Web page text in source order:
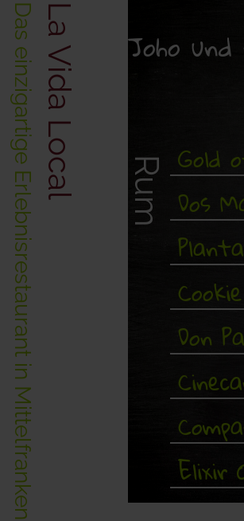
La Vida Local
Das einzigartige Erlebnisrestaurant in Mittelfranken Joho
Rum Gold
Dos
Don
Elixir